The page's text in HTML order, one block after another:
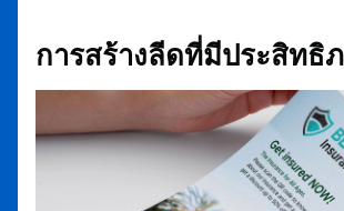
การสร้างลีดที่มีประสิทธิ